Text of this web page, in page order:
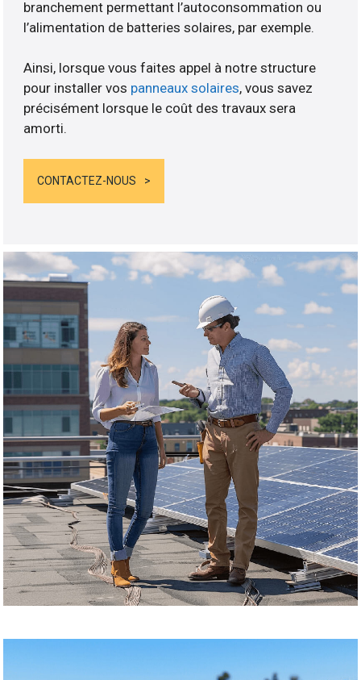
branchement permettant l’autoconsommation ou
l’alimentation de batteries solaires, par exemple.
Ainsi, lorsque vous faites appel à notre structure
pour installer vos panneaux solaires, vous savez
précisément lorsque le coût des travaux sera
amorti.
CONTACTEZ-NOUS